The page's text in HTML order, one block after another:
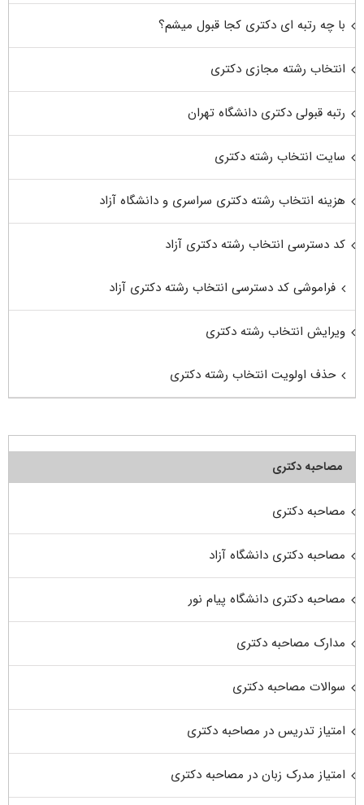
با چه رتبه ای دکتری کجا قبول میشم؟
انتخاب رشته مجازی دکتری
رتبه قبولی دکتری دانشگاه تهران
سایت انتخاب رشته دکتری
هزینه انتخاب رشته دکتری سراسری و دانشگاه آزاد
کد دسترسی انتخاب رشته دکتری آزاد
فراموشی کد دسترسی انتخاب رشته دکتری آزاد
ویرایش انتخاب رشته دکتری
حذف اولویت انتخاب رشته دکتری
مصاحبه دکتری
مصاحبه دکتری
مصاحبه دکتری دانشگاه آزاد
مصاحبه دکتری دانشگاه پیام نور
مدارک مصاحبه دکتری
سوالات مصاحبه دکتری
امتیاز تدریس در مصاحبه دکتری
امتیاز مدرک زبان در مصاحبه دکتری